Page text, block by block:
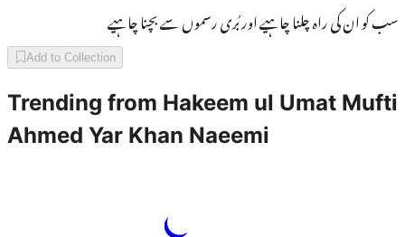
سب کو ان کی راہ چلنا چاہیے اور بُری رسموں سے بچنا چاہیے
Add to Collection
Trending from Hakeem ul Umat Mufti
Ahmed Yar Khan Naeemi